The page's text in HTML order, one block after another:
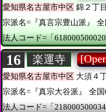
愛知県名古屋市中区 錦２丁
宗派名=『真言宗豊山派』
法人コード=「
16 楽運寺
愛知県名古屋市中区 大須４
宗派名=『真宗大谷派』
全国
法人コード=「